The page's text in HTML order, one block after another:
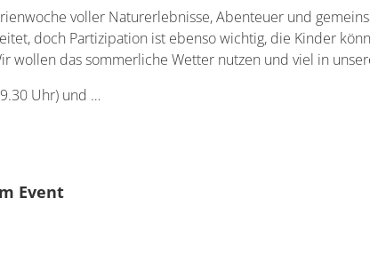
voller Naturerlebnisse, Abenteuer und
doch Partizipation ist ebenso wichtig, die Kinder
wollen das sommerliche Wetter nutzen und viel in
Uhr) und …
Event